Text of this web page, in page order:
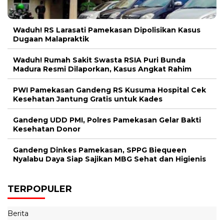
Waduh! RS Larasati Pamekasan Dipolisikan Kasus
Dugaan Malapraktik
Waduh! Rumah Sakit Swasta RSIA Puri Bunda
Madura Resmi Dilaporkan, Kasus Angkat Rahim
PWI Pamekasan Gandeng RS Kusuma Hospital Cek
Kesehatan Jantung Gratis untuk Kades
Gandeng UDD PMI, Polres Pamekasan Gelar Bakti
Kesehatan Donor
Gandeng Dinkes Pamekasan, SPPG Biequeen
Nyalabu Daya Siap Sajikan MBG Sehat dan Higienis
TERPOPULER
Berita